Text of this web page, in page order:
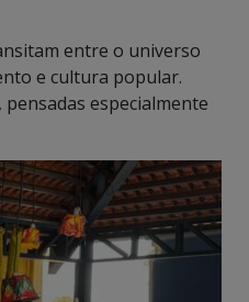
entre o universo
e cultura popular.
especialmente